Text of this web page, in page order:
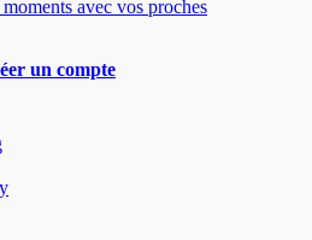
avec vos proches
un compte